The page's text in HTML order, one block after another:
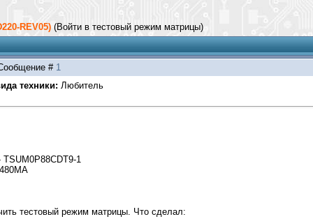
REV05) (Войти в тестовый режим матрицы)
# 1
техники: Любитель
1
тестовый режим матрицы. Что сделал: